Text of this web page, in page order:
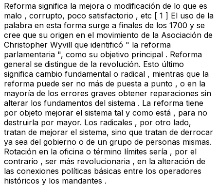
Reforma significa la mejora o modificación de lo que es
malo , corrupto, poco satisfactorio , etc [ 1 ] El uso de la
palabra en esta forma surge a finales de los 1700 y se
cree que su origen en el movimiento de la Asociación de
Christopher Wyvill que identificó " la reforma
parlamentaria ", como su objetivo principal . Reforma
general se distingue de la revolución. Esto último
significa cambio fundamental o radical , mientras que la
reforma puede ser no más de puesta a punto , o en la
mayoría de los errores graves obtener reparaciones sin
alterar los fundamentos del sistema . La reforma tiene
por objeto mejorar el sistema tal y como está , para no
destruirla por mayor. Los radicales , por otro lado,
tratan de mejorar el sistema, sino que tratan de derrocar
ya sea del gobierno o de un grupo de personas mismas.
Rotación en la oficina o término límites sería , por el
contrario , ser más revolucionaria , en la alteración de
las conexiones políticas básicas entre los operadores
históricos y los mandantes .